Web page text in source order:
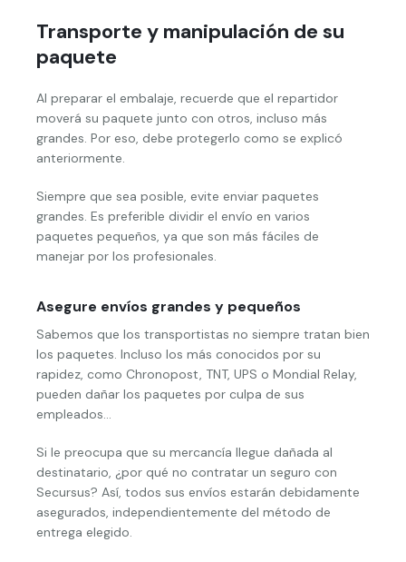
Transporte y manipulación de su
paquete
Al preparar el embalaje, recuerde que el repartidor
moverá su paquete junto con otros, incluso más
grandes. Por eso, debe protegerlo como se explicó
anteriormente.
Siempre que sea posible, evite enviar paquetes
grandes. Es preferible dividir el envío en varios
paquetes pequeños, ya que son más fáciles de
manejar por los profesionales.
Asegure envíos grandes y pequeños
Sabemos que los transportistas no siempre tratan bien
los paquetes. Incluso los más conocidos por su
rapidez, como Chronopost, TNT, UPS o Mondial Relay,
pueden dañar los paquetes por culpa de sus
empleados…
Si le preocupa que su mercancía llegue dañada al
destinatario, ¿por qué no contratar un seguro con
Secursus? Así, todos sus envíos estarán debidamente
asegurados, independientemente del método de
entrega elegido.